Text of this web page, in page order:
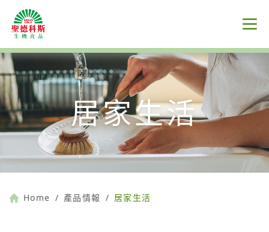
居家生活
Home / 產品情報 / 居家生活